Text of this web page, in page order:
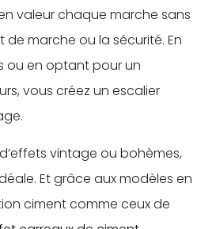
valeur chaque marche sans
marche ou la sécurité. En
ou en optant pour un
vous créez un escalier
vintage ou bohèmes,
Et grâce aux modèles en
ciment comme ceux de